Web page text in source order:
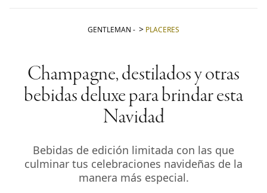
GENTLEMAN - PLACERES
Champagne, destilados y otras
bebidas deluxe para brindar esta
Navidad
Bebidas de edición limitada con las que
culminar tus celebraciones navideñas de la
manera más especial.